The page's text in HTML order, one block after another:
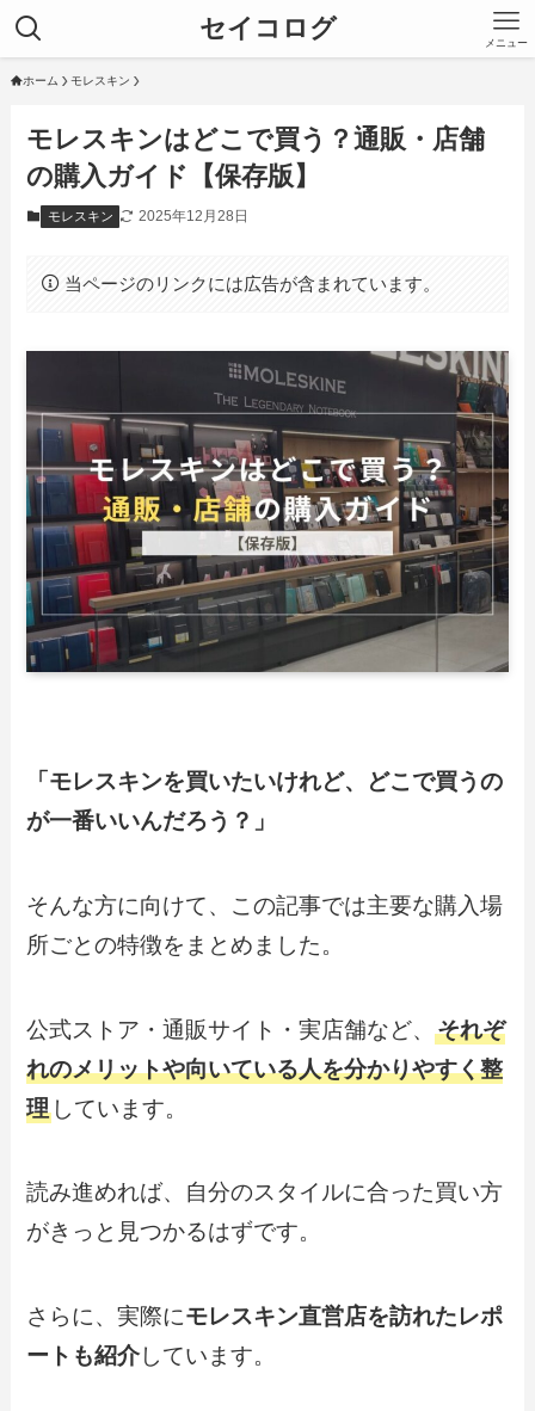
セイコログ メニュー
ホーム モレスキン
モレスキンはどこで買う？通販・店舗
の購入ガイド【保存版】
モレスキン 2025年12月28日
当ページのリンクには広告が含まれています。
「モレスキンを買いたいけれど、どこで買うの
が一番いいんだろう？」
そんな方に向けて、この記事では主要な購入場
所ごとの特徴をまとめました。
公式ストア・通販サイト・実店舗など、それぞ
れのメリットや向いている人を分かりやすく整
理 しています。
読み進めれば、自分のスタイルに合った買い方
がきっと見つかるはずです。
さらに、実際にモレスキン直営店を訪れたレポ
ートも紹介しています。